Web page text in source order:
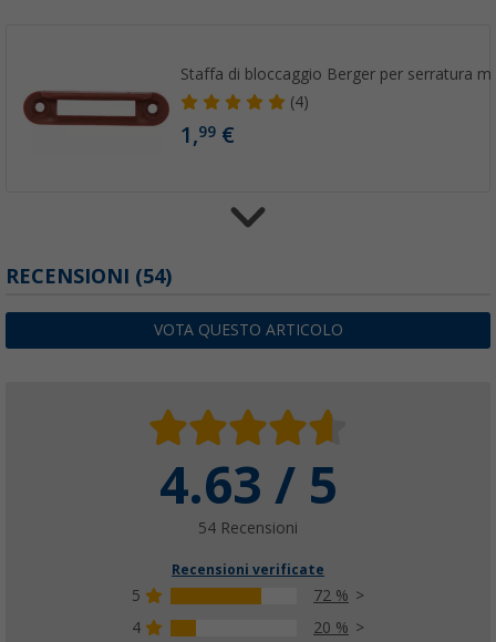
Staffa di bloccaggio Berger per serratura
(4)
1,99 €
(1)
6,99€
RECENSIONI (54)
VOTA QUESTO ARTICOLO
4.63 / 5
54 Recensioni
Recensioni verificate
5
72 %
4
20 %